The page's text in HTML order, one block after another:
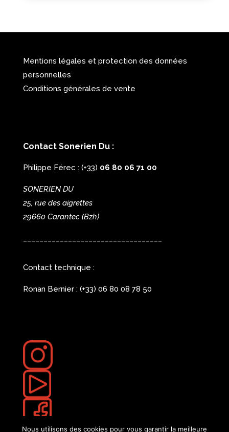
Mentions légales et protection des données
personnelles
Conditions générales de vente
Contact Sonerien Du :
Philippe Férec : (+33) 06 80 06 71 00
SONERIEN DU
25, rue des aigrettes
29660 Carantec (Bzh)
Contact technique :
Ronan Bernier : (+33) 06 80 08 78 50
Nous utilisons des cookies pour vous garantir la meilleure